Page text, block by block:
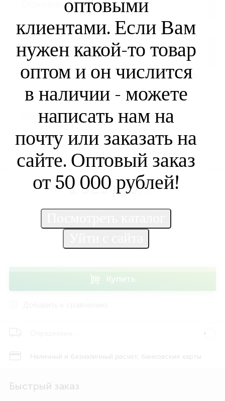
Основные
Артикул 412U000/6143
Другие параметры
Штрихкод
3426470271578
Серия
OPTIMUM
Страна производства
Франция
Вложенность (шт)
3
Распродажа
Распродажа
1 925 руб. /шт
Экономия 424 руб.
- + шт
Купить
Наличный и безналичный расчет, банковские карты
Быстрый заказ
оптовыми
клиентами. Если Вам
нужен какой-то товар
оптом и он числится
в наличии - можете
написать нам на
почту или заказать на
сайте. Оптовый заказ
от 50 000 рублей!